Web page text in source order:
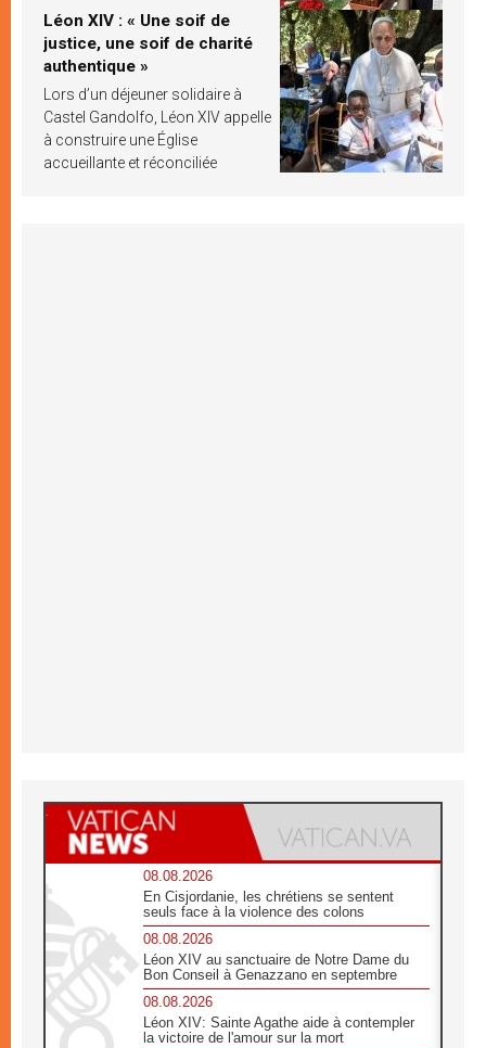
Léon XIV : « Une soif de
justice, une soif de charité
authentique »
Lors d’un déjeuner solidaire à
Castel Gandolfo, Léon XIV appelle
à construire une Église
accueillante et réconciliée
08.08.2026
En Cisjordanie, les chrétiens se sentent
seuls face à la violence des colons
08.08.2026
Léon XIV au sanctuaire de Notre Dame du
Bon Conseil à Genazzano en septembre
08.08.2026
Léon XIV: Sainte Agathe aide à contempler
la victoire de l'amour sur la mort